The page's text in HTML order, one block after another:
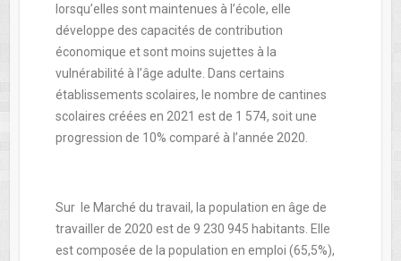
lorsqu’elles sont maintenues à l’école, elle
développe des capacités de contribution
économique et sont moins sujettes à la
vulnérabilité à l’âge adulte. Dans certains
établissements scolaires, le nombre de cantines
scolaires créées en 2021 est de 1 574, soit une
progression de 10% comparé à l’année 2020.
Sur le Marché du travail, la population en âge de
travailler de 2020 est de 9 230 945 habitants. Elle
est composée de la population en emploi (65,5%),